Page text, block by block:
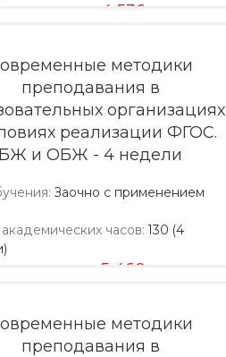
4 536
методики
преподавания в
организациях
реализации ФГОС.
БЖ и ОБЖ - 4 недели
: Заочно с применением
часов: 130 (4
5 460
методики
преподавания в